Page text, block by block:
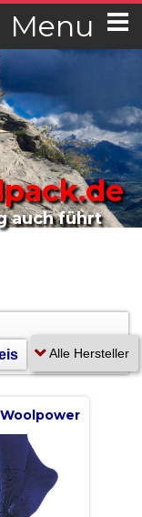
Menu
auch führt
Woolpower